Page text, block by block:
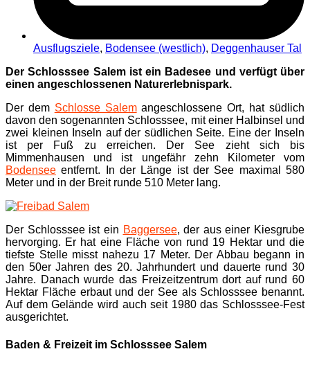
Ausflugsziele, Bodensee (westlich), Deggenhauser Tal
Der Schlosssee Salem ist ein Badesee und verfügt über
einen angeschlossenen Naturerlebnispark.
Der dem Schlosse Salemangeschlossene Ort, hat südlich
davon den sogenannten Schlosssee, mit einer Halbinsel und
zwei kleinen Inseln auf der südlichen Seite. Eine der Inseln
ist per Fuß zu erreichen. Der See zieht sich bis
Mimmenhausen und ist ungefähr zehn Kilometer vom
Bodensee entfernt. In der Länge ist der See maximal 580
Meter und in der Breit runde 510 Meter lang.
Der Schlosssee ist ein Baggersee, der aus einer Kiesgrube
hervorging. Er hat eine Fläche von rund 19 Hektar und die
tiefste Stelle misst nahezu 17 Meter. Der Abbau begann in
den 50er Jahren des 20. Jahrhundert und dauerte rund 30
Jahre. Danach wurde das Freizeitzentrum dort auf rund 60
Hektar Fläche erbaut und der See als Schlosssee benannt.
Auf dem Gelände wird auch seit 1980 das Schlosssee-Fest
ausgerichtet.
Baden & Freizeit im Schlosssee Salem